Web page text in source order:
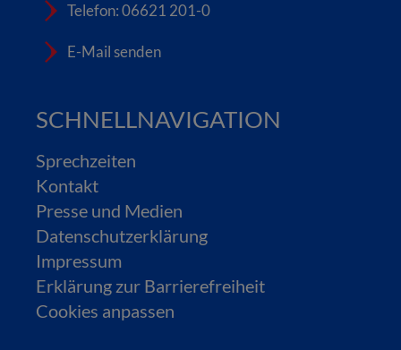
Telefon: 06621 201-0
E-Mail senden
SCHNELLNAVIGATION
Sprechzeiten
Kontakt
Presse und Medien
Datenschutzerklärung
Impressum
Erklärung zur Barrierefreiheit
Cookies anpassen